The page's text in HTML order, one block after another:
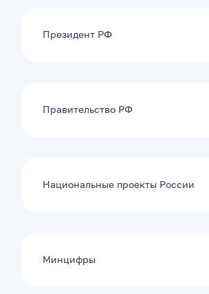
Президент РФ
Правительство РФ
Национальные проекты России
Минцифры